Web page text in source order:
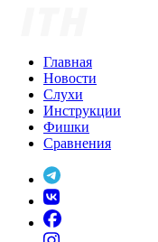
Главная
Новости
Слухи
Инструкции
Фишки
Сравнения